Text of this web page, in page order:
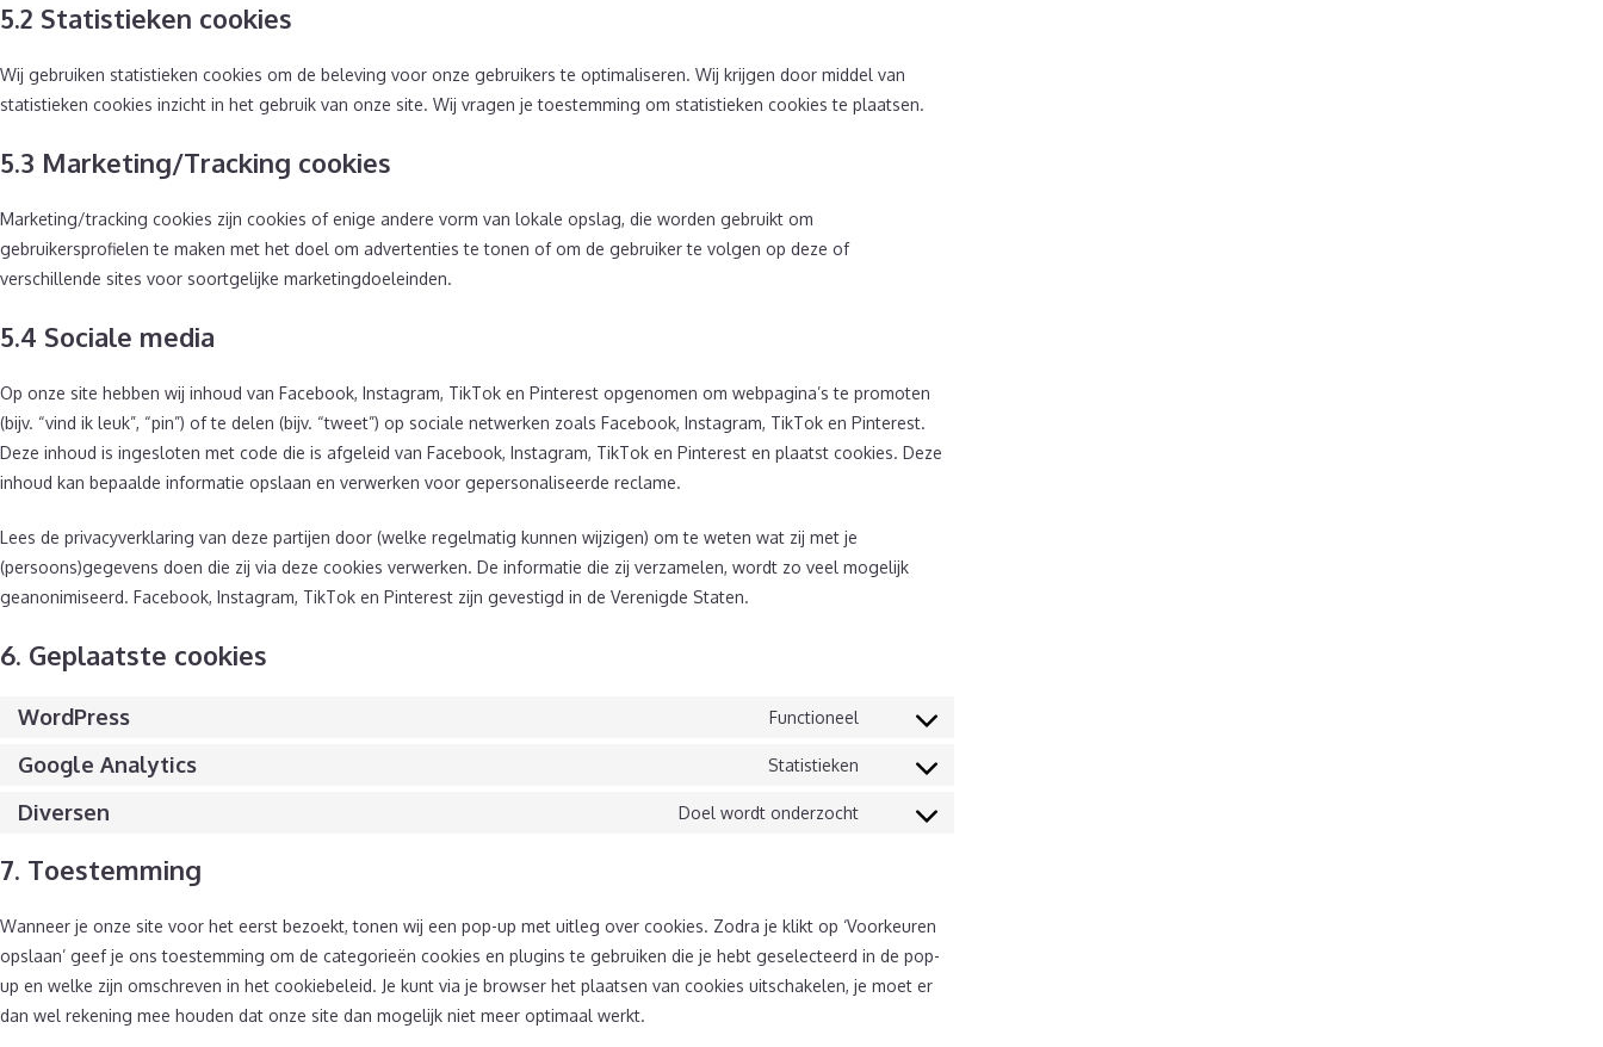
5.2 Statistieken cookies
Wij gebruiken statistieken cookies om de beleving voor onze gebruikers te optimaliseren. Wij krijgen door middel van
statistieken cookies inzicht in het gebruik van onze site. Wij vragen je toestemming om statistieken cookies te plaatsen.
5.3 Marketing/Tracking cookies
Marketing/tracking cookies zijn cookies of enige andere vorm van lokale opslag, die worden gebruikt om
gebruikersprofielen te maken met het doel om advertenties te tonen of om de gebruiker te volgen op deze of
verschillende sites voor soortgelijke marketingdoeleinden.
5.4 Sociale media
Op onze site hebben wij inhoud van Facebook, Instagram, TikTok en Pinterest opgenomen om webpagina’s te promoten
(bijv. “vind ik leuk”, “pin”) of te delen (bijv. “tweet”) op sociale netwerken zoals Facebook, Instagram, TikTok en Pinterest.
Deze inhoud is ingesloten met code die is afgeleid van Facebook, Instagram, TikTok en Pinterest en plaatst cookies. Deze
inhoud kan bepaalde informatie opslaan en verwerken voor gepersonaliseerde reclame.
Lees de privacyverklaring van deze partijen door (welke regelmatig kunnen wijzigen) om te weten wat zij met je
(persoons)gegevens doen die zij via deze cookies verwerken. De informatie die zij verzamelen, wordt zo veel mogelijk
geanonimiseerd. Facebook, Instagram, TikTok en Pinterest zijn gevestigd in de Verenigde Staten.
6. Geplaatste cookies
WordPress Functioneel
Consent
wordpress
Google Analytics Statistieken
Consent
Diversen Doel wordt onderzocht
Consent
diversen
7. Toestemming
Wanneer je onze site voor het eerst bezoekt, tonen wij een pop-up met uitleg over cookies. Zodra je klikt op ‘Voorkeuren
opslaan’ geef je ons toestemming om de categorieën cookies en plugins te gebruiken die je hebt geselecteerd in de pop-
up en welke zijn omschreven in het cookiebeleid. Je kunt via je browser het plaatsen van cookies uitschakelen, je moet er
dan wel rekening mee houden dat onze site dan mogelijk niet meer optimaal werkt.